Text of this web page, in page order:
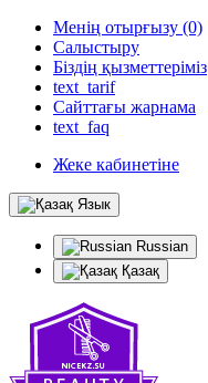
Менің отырғызу (0)
Салыстыру
Біздің қызметтеріміз
text_tarif
Сайттағы жарнама
text_faq
Жеке кабинетіне
Язык
Russian
Қазақ